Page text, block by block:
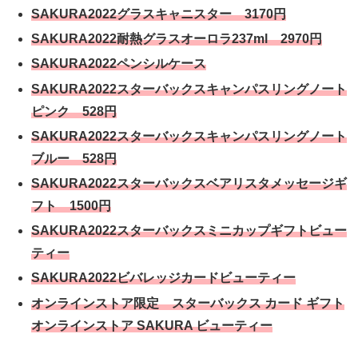
SAKURA2022グラスキャニスター 3170円
SAKURA2022耐熱グラスオーロラ237ml 2970円
SAKURA2022ペンシルケース
SAKURA2022スターバックスキャンパスリングノート
ピンク 528円
SAKURA2022スターバックスキャンパスリングノート
ブルー 528円
SAKURA2022スターバックスベアリスタメッセージギ
フト 1500円
SAKURA2022スターバックスミニカップギフトビュー
ティー
SAKURA2022ビバレッジカードビューティー
オンラインストア限定 スターバックス カード ギフト
オンラインストア SAKURA ビューティー